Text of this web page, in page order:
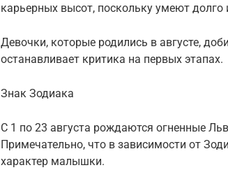
карьерных высот, поскольку умеют долго
Девочки, которые родились в августе,
останавливает критика на первых этапах.
Знак Зодиака
С 1 по 23 августа рождаются огненные
Примечательно, что в зависимости от
характер малышки.